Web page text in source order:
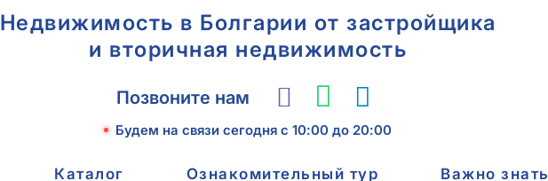
Недвижимость в Болгарии от застройщика
и вторичная недвижимость
Позвоните нам
Будем на связи сегодняс 10:00 до 20:00
Каталог Ознакомительный тур Важно знать